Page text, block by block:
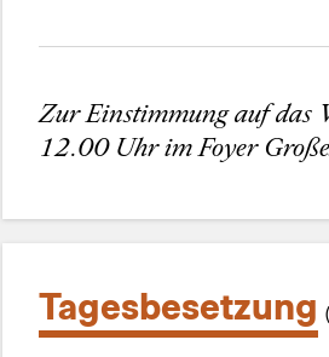
Zur Einstimmung auf das
12.00 Uhr im Foyer
Tagesbesetzung